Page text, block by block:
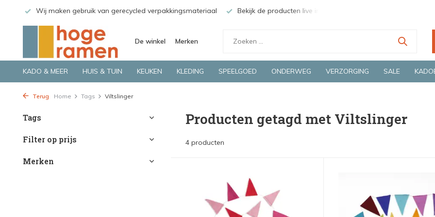
Wij maken gebruik van gerecycled verpakkingsmateriaal Bekijk de producten live in onze winkel in Deventer
De winkel Merken
KADO & MEER HUIS & TUIN KEUKEN KLEDING SPEELGOED ONDERWEG VERZORGING SALE
Terug Home Tags Viltslinger
Tags
Filter op prijs
Merken
Producten getagd met Viltslinger
4 producten